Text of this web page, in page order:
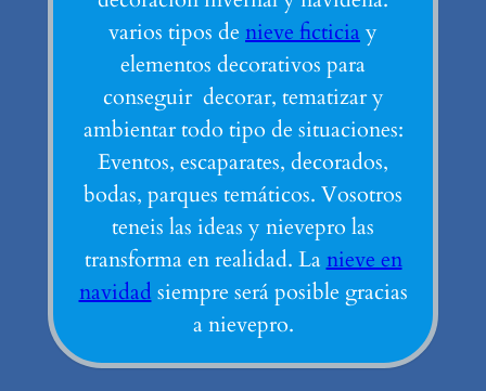
varios tipos de nieve ficticia y
elementos decorativos para
conseguir decorar, tematizar y
ambientar todo tipo de situaciones:
Eventos, escaparates, decorados,
bodas, parques temáticos. Vosotros
teneis las ideas y nievepro las
transforma en realidad. La nieve en
navidad siempre será posible gracias
a nievepro.